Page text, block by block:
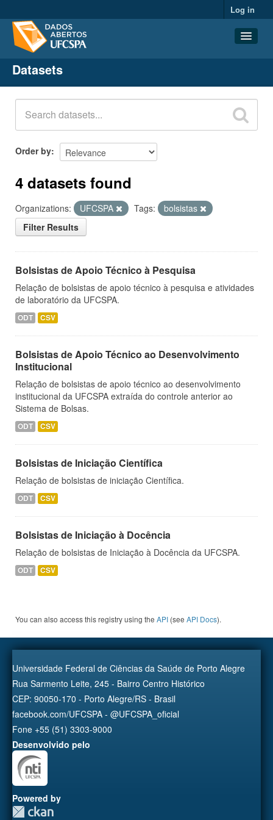
Log in
Datasets
Organizations
Groups
About
Datasets
Order by
4 datasets found
Organizations: UFCSPA Tags:
bolsistas
Filter Results
Bolsistas de Apoio Técnico à Pesquisa
Relação de bolsistas de apoio técnico à pesquisa e atividades
de laboratório da UFCSPA.
ODT CSV
Bolsistas de Apoio Técnico ao Desenvolvimento
Institucional
Relação de bolsistas de apoio técnico ao desenvolvimento
institucional da UFCSPA extraída do controle anterior ao
Sistema de Bolsas.
ODT CSV
Bolsistas de Iniciação Científica
Relação de bolsistas de iniciação Científica.
ODT CSV
Bolsistas de Iniciação à Docência
Relação de bolsistas de Iniciação à Docência da UFCSPA.
ODT CSV
You can also access this registry using the API (see API Docs).
Universidade Federal de Ciências da Saúde de Porto Alegre
Rua Sarmento Leite, 245 - Bairro Centro Histórico
CEP: 90050-170 - Porto Alegre/RS - Brasil
facebook.com/UFCSPA - @UFCSPA_oficial
Fone +55 (51) 3303-9000
Desenvolvido pelo
Powered by